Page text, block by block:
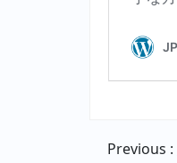
Previous :